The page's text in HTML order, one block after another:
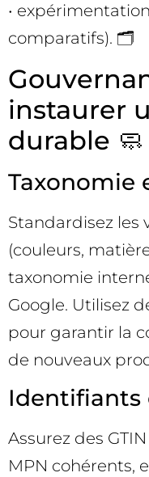
•
comparatifs). 🗂️
instaurer
durable 🧼
Taxonomie
Standardisez les
(couleurs,
taxonomie
Google. Utilisez
pour garantir la
de nouveaux
Identifiants
Assurez des
MPN cohérents,